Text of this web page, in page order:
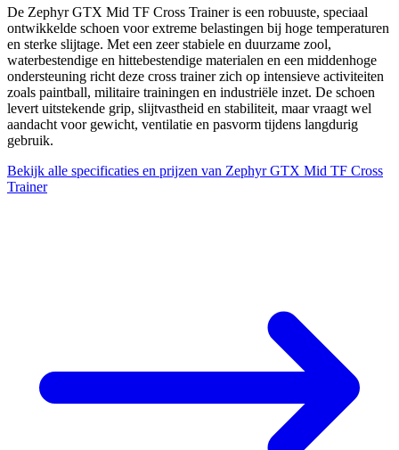
De Zephyr GTX Mid TF Cross Trainer is een robuuste, speciaal
ontwikkelde schoen voor extreme belastingen bij hoge temperaturen
en sterke slijtage. Met een zeer stabiele en duurzame zool,
waterbestendige en hittebestendige materialen en een middenhoge
ondersteuning richt deze cross trainer zich op intensieve activiteiten
zoals paintball, militaire trainingen en industriële inzet. De schoen
levert uitstekende grip, slijtvastheid en stabiliteit, maar vraagt wel
aandacht voor gewicht, ventilatie en pasvorm tijdens langdurig
gebruik.
Bekijk alle specificaties en prijzen van Zephyr GTX Mid TF Cross
Trainer